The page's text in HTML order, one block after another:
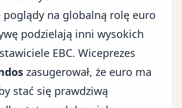
poglądy na globalną rolę euro
podzielają inni wysokich
EBC. Wiceprezes
zasugerował, że euro ma
stać się prawdziwą